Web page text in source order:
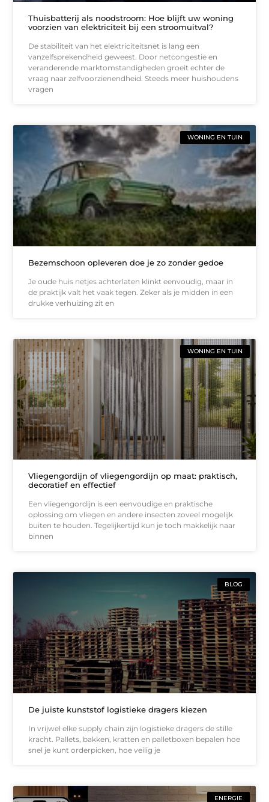
Thuisbatterij als noodstroom: Hoe blijft uw woning
voorzien van elektriciteit bij een stroomuitval?
De stabiliteit van het elektriciteitsnet is lang een
vanzelfsprekendheid geweest. Door netcongestie en
veranderende marktomstandigheden groeit echter de
vraag naar zelfvoorzienendheid. Steeds meer huishoudens
vragen
WONING EN TUIN
Bezemschoon opleveren doe je zo zonder gedoe
Je oude huis netjes achterlaten klinkt eenvoudig, maar in
de praktijk valt het vaak tegen. Zeker als je midden in een
drukke verhuizing zit en
WONING EN TUIN
Vliegengordijn of vliegengordijn op maat: praktisch,
decoratief en effectief
Een vliegengordijn is een eenvoudige en praktische
oplossing om vliegen en andere insecten zoveel mogelijk
buiten te houden. Tegelijkertijd kun je toch makkelijk naar
binnen
BLOG
De juiste kunststof logistieke dragers kiezen
In vrijwel elke supply chain zijn logistieke dragers de stille
kracht. Pallets, bakken, kratten en palletboxen bepalen hoe
snel je kunt orderpicken, hoe veilig je
ENERGIE